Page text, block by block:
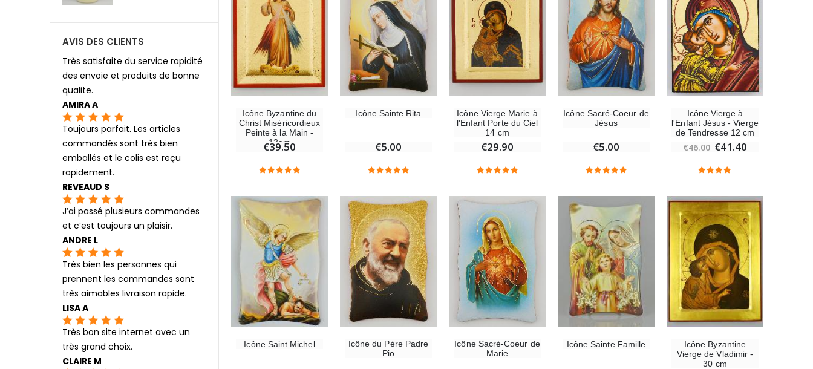
Icône Byzantine du
Christ Miséricordieux
Peinte à la Main -
13cm
€39.50
Icône Sainte Rita
€5.00
Icône Vierge Marie à
l'Enfant Porte du Ciel
14 cm
€29.90
Icône Sacré-Coeur de
Jésus
€5.00
Icône Vierge à
l'Enfant Jésus - Vierge
de Tendresse 12 cm
€46.00 €41.40
Icône Saint Michel
Icône du Père Padre
Pio
Icône Sacré-Coeur de
Marie
Icône Sainte Famille
Icône Byzantine
Vierge de Vladimir -
30 cm
AVIS DES CLIENTS
Très satisfaite du service rapidité
des envoie et produits de bonne
qualite.
AMIRA A
Toujours parfait. Les articles
commandés sont très bien
emballés et le colis est reçu
rapidement.
REVEAUD S
J’ai passé plusieurs commandes
et c’est toujours un plaisir.
ANDRE L
Très bien les personnes qui
prennent les commandes sont
très aimables livraison rapide.
LISA A
Très bon site internet avec un
très grand choix.
CLAIRE M